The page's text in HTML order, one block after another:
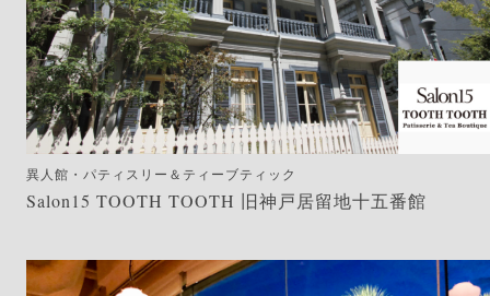
異人館・パティスリー＆ティーブティック
Salon15 TOOTH TOOTH 旧神戸居留地十五番館